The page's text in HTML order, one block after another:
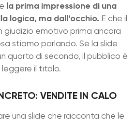
la prima impressione di una
logica, ma dall’occhio. E che il
giudizio emotivo prima ancora
stiamo parlando. Se la slide
quarto di secondo, il pubblico è
il titolo.
VENDITE IN CALO
una slide che racconta che le